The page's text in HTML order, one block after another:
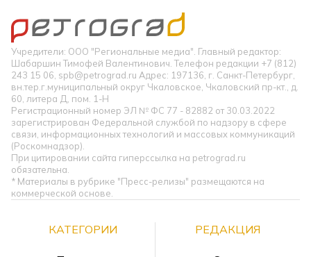
Учредители: ООО "Региональные медиа". Главный редактор:
Шабаршин Тимофей Валентинович. Телефон редакции +7 (812)
243 15 06, spb@petrograd.ru Адрес: 197136, г. Санкт-Петербург,
вн.тер.г.муниципальный округ Чкаловское, Чкаловский пр-кт., д.
60, литера Д, пом. 1-Н
Регистрационный номер ЭЛ № ФС 77 - 82882 от 30.03.2022
зарегистрирован Федеральной службой по надзору в сфере
связи, информационных технологий и массовых коммуникаций
(Роскомнадзор).
При цитировании сайта гиперссылка на petrograd.ru
обязательна.
* Материалы в рубрике "Пресс-релизы" размещаются на
коммерческой основе.
КАТЕГОРИИ РЕДАКЦИЯ